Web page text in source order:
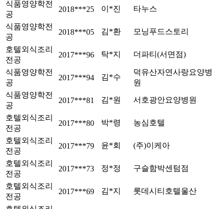
식품영양학전
공
2018***25 이*진 타누스
식품영양학전
공
2018***05 김*환 모닝푸드스토리
호텔외식조리
전공
2017***96 탁*지 더파티(서면점)
식품영양학전
공
2017***94 김*수
덕유산자연사랑요양병
원
식품영양학전
공
2017***81 김*원 서호광안요양병원
호텔외식조리
전공
2017***80 박*령 농심호텔
호텔외식조리
전공
2017***79 윤*회 (주)이케아
호텔외식조리
전공
2017***73 정*정 구슬함박센텀점
호텔외식조리
전공
2017***69 김*지 롯데시티호텔울산